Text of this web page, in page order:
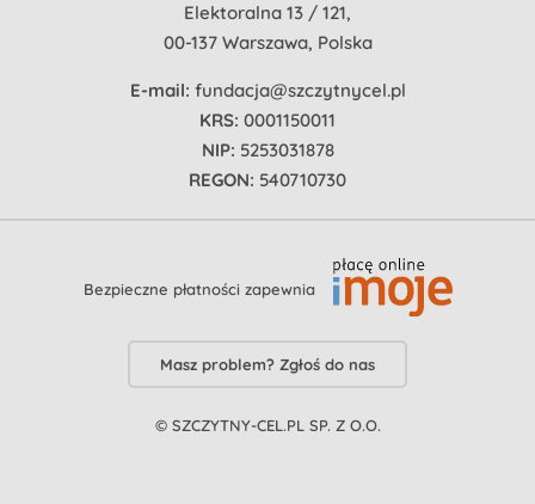
Elektoralna 13 / 121,
00-137 Warszawa, Polska
E-mail: fundacja@szczytnycel.pl
KRS: 0001150011
NIP: 5253031878
REGON: 540710730
Bezpieczne płatności zapewnia
Masz problem? Zgłoś do nas
© SZCZYTNY-CEL.PL SP. Z O.O.